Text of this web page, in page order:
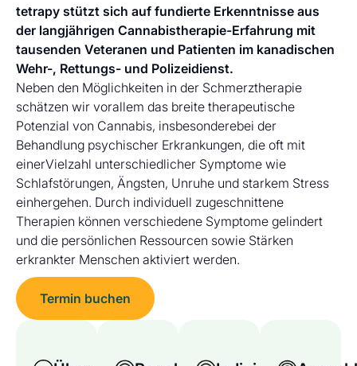
tetrapy stützt sich auf fundierte Erkenntnisse aus
der langjährigen Cannabistherapie-Erfahrung mit
tausenden Veteranen und Patienten im kanadischen
Wehr-, Rettungs- und Polizeidienst.
Neben den Möglichkeiten in der Schmerztherapie
schätzen wir vorallem das breite therapeutische
Potenzial von Cannabis, insbesonderebei der
Behandlung psychischer Erkrankungen, die oft mit
einerVielzahl unterschiedlicher Symptome wie
Schlafstörungen, Ängsten, Unruhe und starkem Stress
einhergehen. Durch individuell zugeschnittene
Therapien können verschiedene Symptome gelindert
und die persönlichen Ressourcen sowie Stärken
erkrankter Menschen aktiviert werden.
Termin buchen